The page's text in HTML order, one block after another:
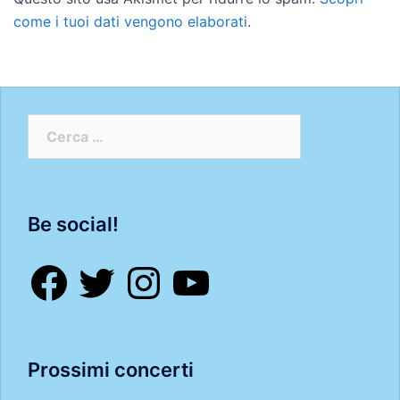
come i tuoi dati vengono elaborati.
Be social!
FacebookTwitter InstagramYouTube
Prossimi concerti